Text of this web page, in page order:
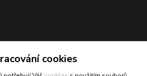
cookies